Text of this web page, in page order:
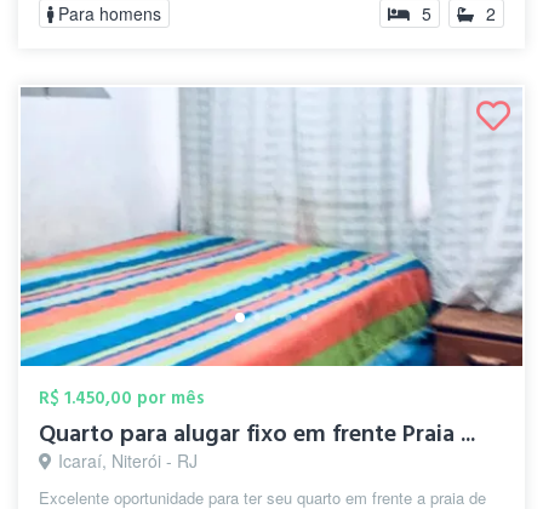
Para homens 5 2
R$ 1.450,00 por mês
Quarto para alugar fixo em frente Praia ...
Icaraí, Niterói - RJ
Excelente oportunidade para ter seu quarto em frente a praia de